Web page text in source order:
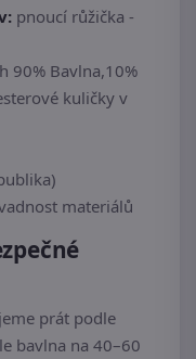
pnoucí růžička -
90% Bavlna,10%
kuličky v
materiálů
prát podle
bavlna na 40–60